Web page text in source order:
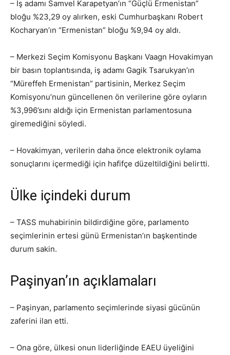
– İş adamı Samvel Karapetyan’ın “Güçlü Ermenistan”
bloğu %23,29 oy alırken, eski Cumhurbaşkanı Robert
Kocharyan’ın “Ermenistan” bloğu %9,94 oy aldı.
– Merkezi Seçim Komisyonu Başkanı Vaagn Hovakimyan
bir basın toplantısında, iş adamı Gagik Tsarukyan’ın
“Müreffeh Ermenistan” partisinin, Merkez Seçim
Komisyonu’nun güncellenen ön verilerine göre oyların
%3,996’sını aldığı için Ermenistan parlamentosuna
giremediğini söyledi.
– Hovakimyan, verilerin daha önce elektronik oylama
sonuçlarını içermediği için hafifçe düzeltildiğini belirtti.
Ülke içindeki durum
– TASS muhabirinin bildirdiğine göre, parlamento
seçimlerinin ertesi günü Ermenistan’ın başkentinde
durum sakin.
Paşinyan’ın açıklamaları
– Paşinyan, parlamento seçimlerinde siyasi gücünün
zaferini ilan etti.
– Ona göre, ülkesi onun liderliğinde EAEU üyeliğini